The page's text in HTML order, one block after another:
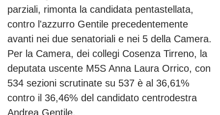
parziali, rimonta la candidata pentastellata,
contro l'azzurro Gentile precedentemente
avanti nei due senatoriali e nei 5 della Camera.
Per la Camera, dei collegi Cosenza Tirreno, la
deputata uscente M5S Anna Laura Orrico, con
534 sezioni scrutinate su 537 è al 36,61%
contro il 36,46% del candidato centrodestra
Andrea Gentile.